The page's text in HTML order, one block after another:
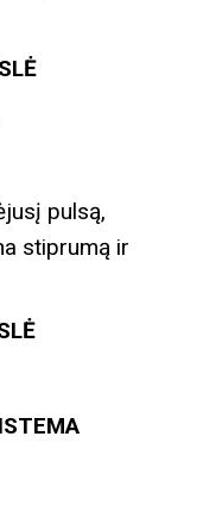
pulsą,
stiprumą ir